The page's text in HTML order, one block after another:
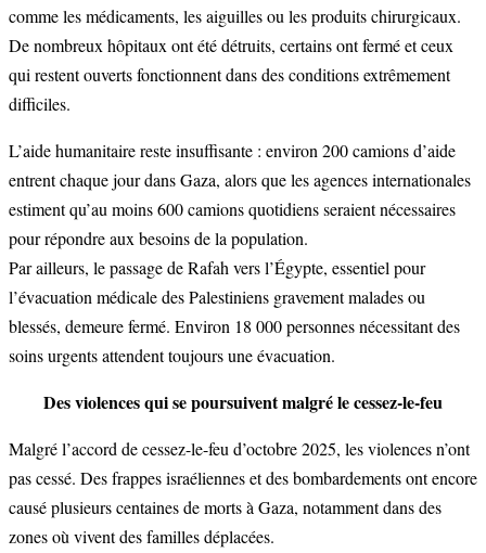
comme les médicaments, les aiguilles ou les produits chirurgicaux.
De nombreux hôpitaux ont été détruits, certains ont fermé et ceux
qui restent ouverts fonctionnent dans des conditions extrêmement
difficiles.
L’aide humanitaire reste insuffisante : environ 200 camions d’aide
entrent chaque jour dans Gaza, alors que les agences internationales
estiment qu’au moins 600 camions quotidiens seraient nécessaires
pour répondre aux besoins de la population.
Par ailleurs, le passage de Rafah vers l’Égypte, essentiel pour
l’évacuation médicale des Palestiniens gravement malades ou
blessés, demeure fermé. Environ 18 000 personnes nécessitant des
soins urgents attendent toujours une évacuation.
Des violences qui se poursuivent malgré le cessez-le-feu
Malgré l’accord de cessez-le-feu d’octobre 2025, les violences n’ont
pas cessé. Des frappes israéliennes et des bombardements ont encore
causé plusieurs centaines de morts à Gaza, notamment dans des
zones où vivent des familles déplacées.